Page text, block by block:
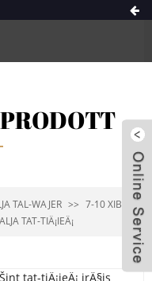
TAL-WAJER
7-10 XIBKA
TAT-TIÄ¡IEÄ¡